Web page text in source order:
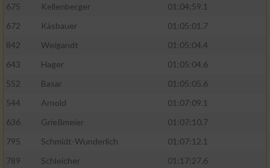
675
Kellenberger
01:04:59.1
672
Käsbauer
01:05:01.7
842
Weigandt
01:05:04.4
643
Hager
01:05:04.6
552
Basar
01:05:05.6
544
Arnold
01:07:09.1
636
Grießmeier
01:07:10.7
795
Schmidt-Wunderlich
01:07:12.1
789
Schleicher
01:17:27.6